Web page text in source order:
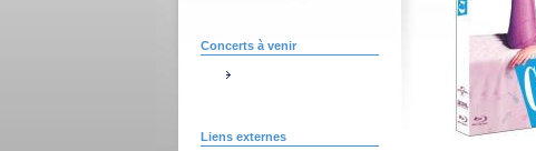
Concerts à venir
Liens externes